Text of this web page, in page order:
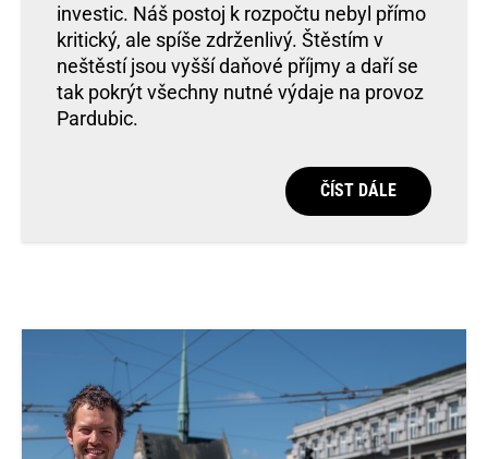
investic. Náš postoj k rozpočtu nebyl přímo
kritický, ale spíše zdrženlivý. Štěstím v
neštěstí jsou vyšší daňové příjmy a daří se
tak pokrýt všechny nutné výdaje na provoz
Pardubic.
ČÍST DÁLE